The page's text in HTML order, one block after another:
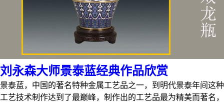
刘永森大师景泰蓝经典作品欣赏
景泰蓝，中国的著名特种金属工艺品之一，到明代景泰年间这种
工艺技术制作达到了最巅峰，制作出的工艺品最为精美而著名，